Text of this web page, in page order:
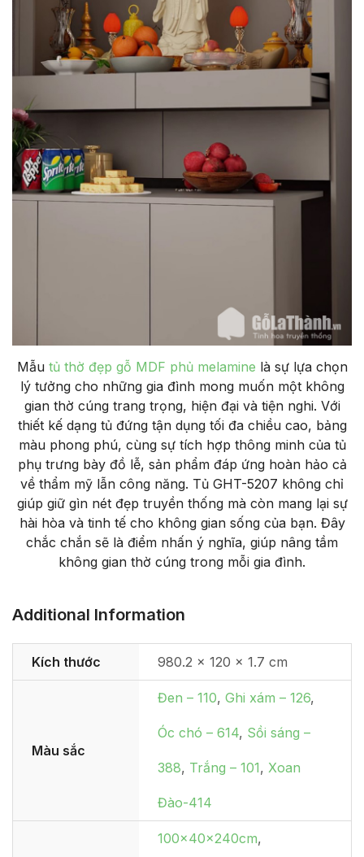
Mẫu tủ thờ đẹp gỗ MDF phủ melamine là sự lựa chọn
lý tưởng cho những gia đình mong muốn một không
gian thờ cúng trang trọng, hiện đại và tiện nghi. Với
thiết kế dạng tủ đứng tận dụng tối đa chiều cao, bảng
màu phong phú, cùng sự tích hợp thông minh của tủ
phụ trưng bày đồ lễ, sản phẩm đáp ứng hoàn hảo cả
về thẩm mỹ lẫn công năng. Tủ GHT-5207 không chỉ
giúp giữ gìn nét đẹp truyền thống mà còn mang lại sự
hài hòa và tinh tế cho không gian sống của bạn. Đây
chắc chắn sẽ là điểm nhấn ý nghĩa, giúp nâng tầm
không gian thờ cúng trong mỗi gia đình.
Additional Information
Kích thước 980.2 × 120 × 1.7 cm
Màu sắc
Đen – 110, Ghi xám – 126,
Óc chó – 614, Sồi sáng –
388, Trắng – 101, Xoan
Đào-414
100x40x240cm,